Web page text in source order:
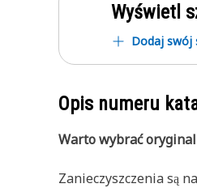
Wyświetl
Dodaj swój
Opis numeru
Warto wybrać
Zanieczyszczenia są